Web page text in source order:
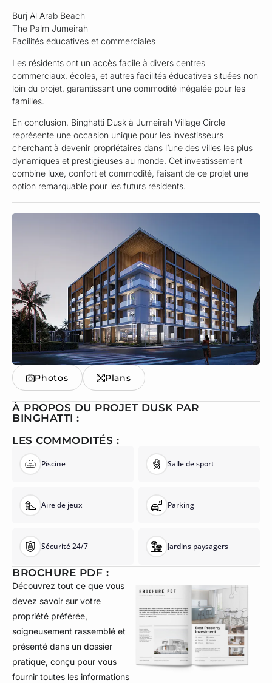
Burj Al Arab Beach
The Palm Jumeirah
Facilités éducatives et commerciales
Les résidents ont un accès facile à divers centres
commerciaux, écoles, et autres facilités éducatives situées non
loin du projet, garantissant une commodité inégalée pour les
familles.
En conclusion, Binghatti Dusk à Jumeirah Village Circle
représente une occasion unique pour les investisseurs
cherchant à devenir propriétaires dans l’une des villes les plus
dynamiques et prestigieuses au monde. Cet investissement
combine luxe, confort et commodité, faisant de ce projet une
option remarquable pour les futurs résidents.
Photos Plans
À PROPOS DU PROJET DUSK PAR
BINGHATTI :
LES COMMODITÉS :
Piscine Salle de sport
Aire de jeux Parking
Sécurité 24/7 Jardins paysagers
BROCHURE PDF :
Découvrez tout ce que vous
devez savoir sur votre
propriété préférée,
soigneusement rassemblé et
présenté dans un dossier
pratique, conçu pour vous
fournir toutes les informations